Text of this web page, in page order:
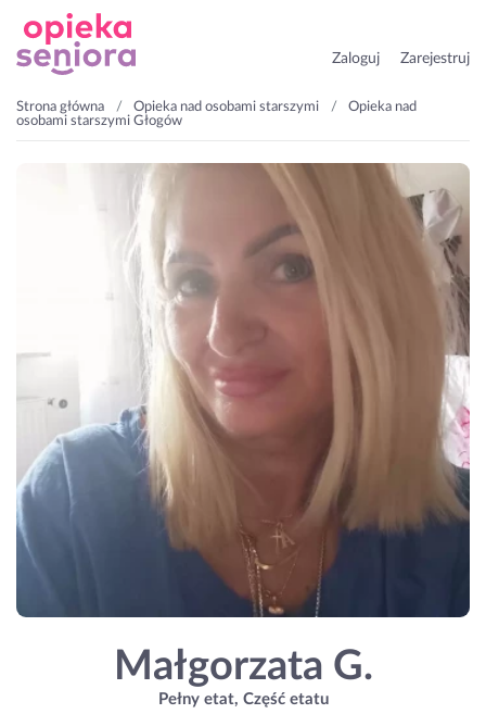
Zaloguj Zarejestruj
Strona główna Opieka nad osobami starszymi
Opieka nad
osobami starszymi Głogów
Małgorzata G.
Pełny etat, Część etatu